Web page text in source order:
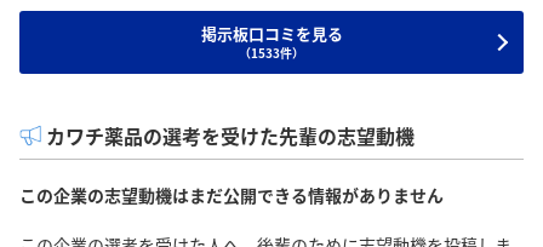
掲示板口コミを見る
（1533件）
カワチ薬品の選考を受けた先輩の志望動機
この企業の志望動機はまだ公開できる情報がありません